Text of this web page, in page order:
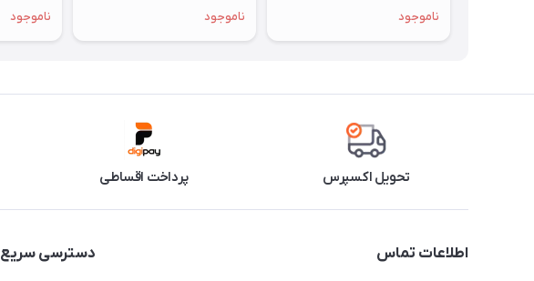
ناموجود ناموجود ناموجود
تحویل اکسپرس پرداخت اقساطی
اطلاعات تماس دسترسی سریع